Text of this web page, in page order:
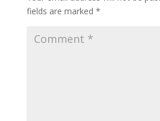
fields are marked *